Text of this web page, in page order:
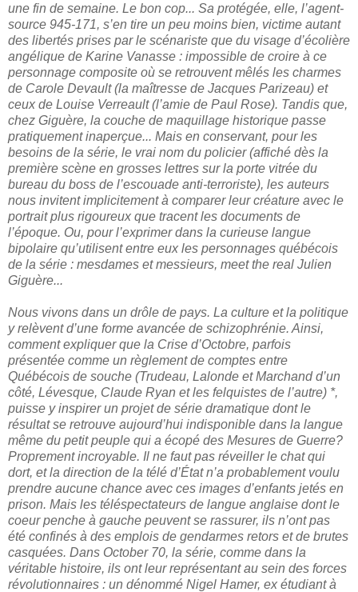
une fin de semaine. Le bon cop... Sa protégée, elle, l’agent-
source 945-171, s’en tire un peu moins bien, victime autant
des libertés prises par le scénariste que du visage d’écolière
angélique de Karine Vanasse : impossible de croire à ce
personnage composite où se retrouvent mêlés les charmes
de Carole Devault (la maîtresse de Jacques Parizeau) et
ceux de Louise Verreault (l’amie de Paul Rose). Tandis que,
chez Giguère, la couche de maquillage historique passe
pratiquement inaperçue... Mais en conservant, pour les
besoins de la série, le vrai nom du policier (affiché dès la
première scène en grosses lettres sur la porte vitrée du
bureau du boss de l’escouade anti-terroriste), les auteurs
nous invitent implicitement à comparer leur créature avec le
portrait plus rigoureux que tracent les documents de
l’époque. Ou, pour l’exprimer dans la curieuse langue
bipolaire qu’utilisent entre eux les personnages québécois
de la série : mesdames et messieurs, meet the real Julien
Giguère...
Nous vivons dans un drôle de pays. La culture et la politique
y relèvent d’une forme avancée de schizophrénie. Ainsi,
comment expliquer que la Crise d’Octobre, parfois
présentée comme un règlement de comptes entre
Québécois de souche (Trudeau, Lalonde et Marchand d’un
côté, Lévesque, Claude Ryan et les felquistes de l’autre) *,
puisse y inspirer un projet de série dramatique dont le
résultat se retrouve aujourd’hui indisponible dans la langue
même du petit peuple qui a écopé des Mesures de Guerre?
Proprement incroyable. Il ne faut pas réveiller le chat qui
dort, et la direction de la télé d’État n’a probablement voulu
prendre aucune chance avec ces images d’enfants jetés en
prison. Mais les téléspectateurs de langue anglaise dont le
coeur penche à gauche peuvent se rassurer, ils n’ont pas
été confinés à des emplois de gendarmes retors et de brutes
casquées. Dans October 70, la série, comme dans la
véritable histoire, ils ont leur représentant au sein des forces
révolutionnaires : un dénommé Nigel Hamer, ex étudiant à